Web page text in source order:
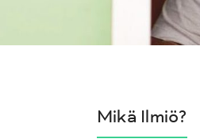
Mikä Ilmiö?